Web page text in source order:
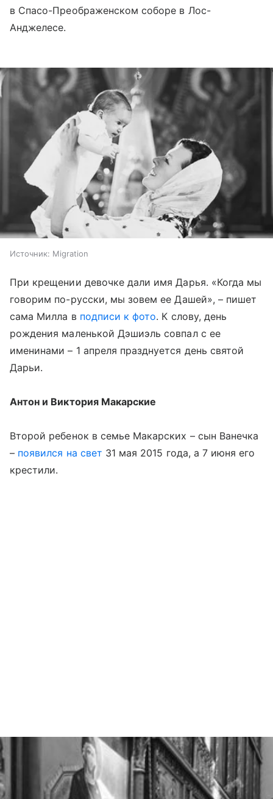
в Спасо-Преображенском соборе в Лос-
Анджелесе.
Источник: Migration
При крещении девочке дали имя Дарья. «Когда мы
говорим по-русски, мы зовем ее Дашей», – пишет
сама Милла в подписи к фото. К слову, день
рождения маленькой Дэшиэль совпал с ее
именинами – 1 апреля празднуется день святой
Дарьи.
Антон и Виктория Макарские
Второй ребенок в семье Макарских – сын Ванечка
– появился на свет 31 мая 2015 года, а 7 июня его
крестили.